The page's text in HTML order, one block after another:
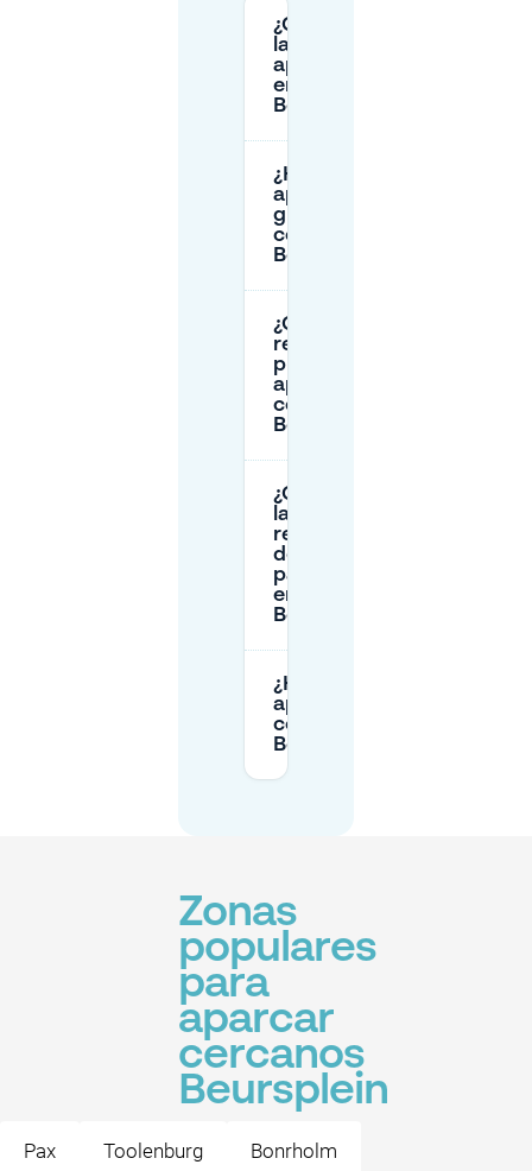
¿Cuáles son
las tarifas de
aparcamiento
en WTC
Beursplein?
¿Hay
aparcamiento
gratuito
cerca de
Beursplein?
¿Cómo puedo
reservar una
plaza de
aparcamiento
cerca de
Beursplein?
¿Cuáles son
las
restricciones
de tiempo
para aparcar
en la calle en
Beursplein?
¿Hay
aparcamientos
cerca de
Beursplein?
Zonas
populares
para
aparcar
cercanos
Beursplein
Pax Toolenburg Bonrholm